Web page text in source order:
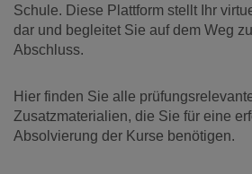
Schule. Diese Plattform stellt Ihr
dar und begleitet Sie auf dem Weg
Abschluss.
Hier finden Sie alle
Zusatzmaterialien, die Sie für eine
Absolvierung der Kurse benötigen.